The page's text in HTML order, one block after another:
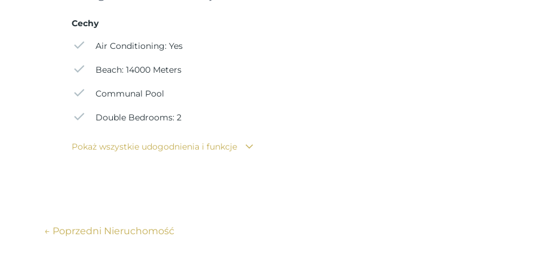
funkcjonalności każdej przestrzeni.
Doświadcz życia w Costa Blanca w najlepszym wydaniu
Nie przegap szansy na posiadanie nieruchomości w tej ekskluzywnej społeczności, łączącej luksus i wygodę w
Costa Blanca. Niezależnie od tego, czy szukasz głównej rezydencji, czy domu wakacyjnego, jest to inwestycja
Cechy
Air Conditioning: Yes
Beach: 14000 Meters
Communal Pool
Double Bedrooms: 2
Pokaż wszystkie udogodnienia i funkcje
← Poprzedni Nieruchomość